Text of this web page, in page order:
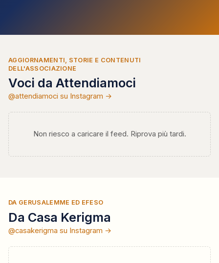
AGGIORNAMENTI, STORIE E CONTENUTI
DELL'ASSOCIAZIONE
Voci da Attendiamoci
@attendiamoci su Instagram →
Non riesco a caricare il feed. Riprova più tardi.
DA GERUSALEMME ED EFESO
Da Casa Kerigma
@casakerigma su Instagram →